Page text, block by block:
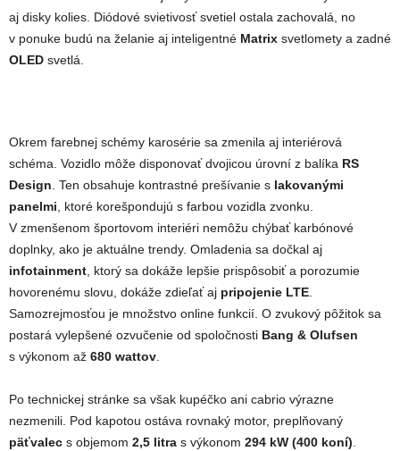
aj disky kolies. Diódové svietivosť svetiel ostala zachovalá, no
v ponuke budú na želanie aj inteligentné Matrix svetlomety a zadné
OLED svetlá.
Okrem farebnej schémy karosérie sa zmenila aj interiérová
schéma. Vozidlo môže disponovať dvojicou úrovní z balíka RS
Design. Ten obsahuje kontrastné prešívanie s lakovanými
panelmi, ktoré korešpondujú s farbou vozidla zvonku.
V zmenšenom športovom interiéri nemôžu chýbať karbónové
doplnky, ako je aktuálne trendy. Omladenia sa dočkal aj
infotainment, ktorý sa dokáže lepšie prispôsobiť a porozumie
hovorenému slovu, dokáže zdieľať aj pripojenie LTE.
Samozrejmosťou je množstvo online funkcií. O zvukový pôžitok sa
postará vylepšené ozvučenie od spoločnosti Bang & Olufsen
s výkonom až 680 wattov.
Po technickej stránke sa však kupéčko ani cabrio výrazne
nezmenili. Pod kapotou ostáva rovnaký motor, preplňovaný
päťvalec s objemom 2,5 litra s výkonom 294 kW (400 koní).